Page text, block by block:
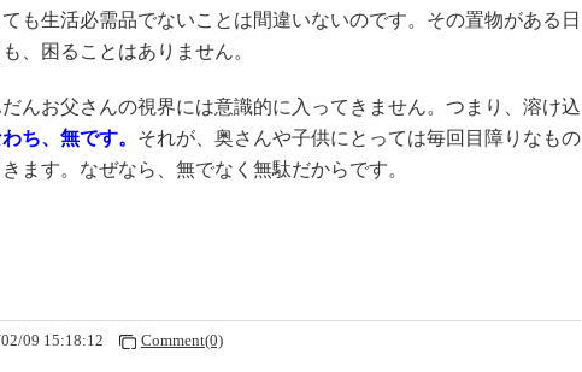
も生活必需品でないことは間違いないのです。その置物がある日
、困ることはありません。
んお父さんの視界には意識的に入ってきません。つまり、溶け込
ち、無です。 それが、奥さんや子供にとっては毎回目障りなもの
ます。なぜなら、無でなく無駄だからです。
09 15:18:12 Comment(0)